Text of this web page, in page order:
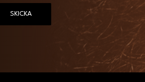
SKICKA